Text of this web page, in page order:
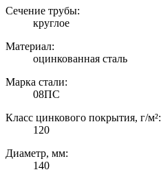
Сечение трубы:
круглое
Материал:
оцинкованная сталь
Марка стали:
08ПС
Класс цинкового покрытия, г/м²:
120
Диаметр, мм:
140